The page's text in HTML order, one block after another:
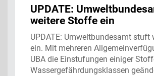
UPDATE:
weitere Stoffe ein
UPDATE: Umweltbundesamt stuft
ein. Mit mehreren
UBA die Einstufungen einiger
Wassergefährdungsklassen